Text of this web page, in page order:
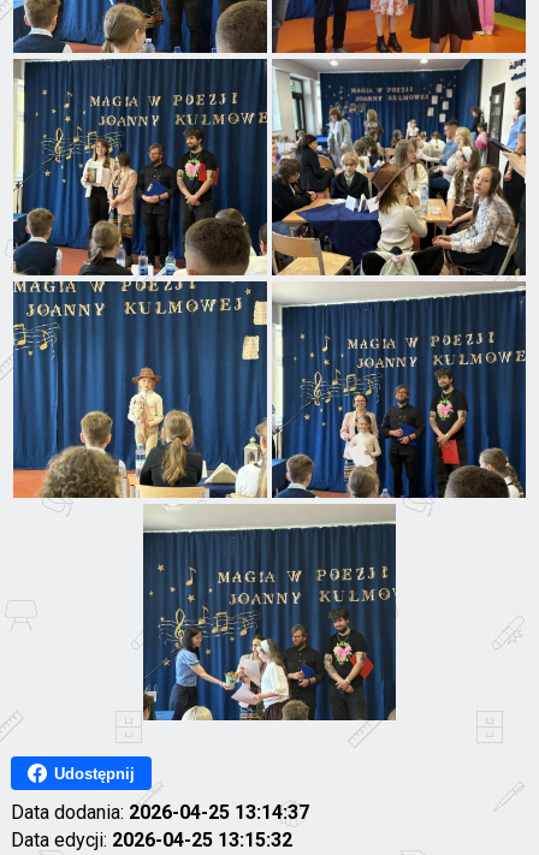
Udostępnij
Data dodania: 2026-04-25 13:14:37
Data edycji: 2026-04-25 13:15:32